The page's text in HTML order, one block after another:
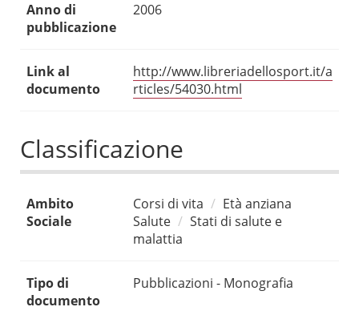
Anno di
pubblicazione
2006
Link al
documento
http://www.libreriadellosport.it/a
rticles/54030.html
Classificazione
Ambito
Sociale
Corsi di vita
Età anziana
Salute
Stati di salute e
malattia
Tipo di
documento
Pubblicazioni - Monografia